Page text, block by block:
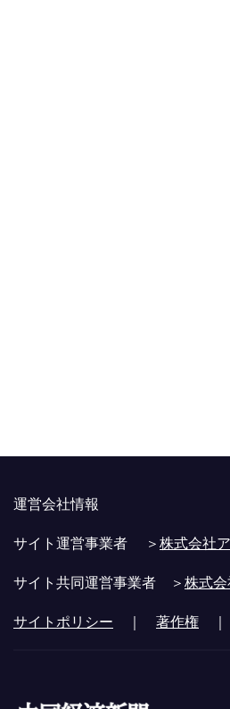
運営会社情報
サイト運営事業者 ＞株式会社
サイト共同運営事業者 ＞株式
サイトポリシー ｜ 著作権